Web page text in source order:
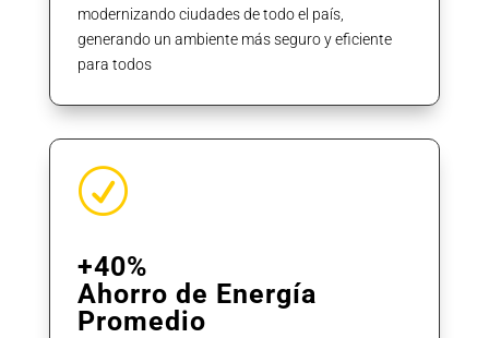
modernizando ciudades de todo el país,
generando un ambiente más seguro y eficiente
para todos
R
+40%
Ahorro de Energía
Promedio